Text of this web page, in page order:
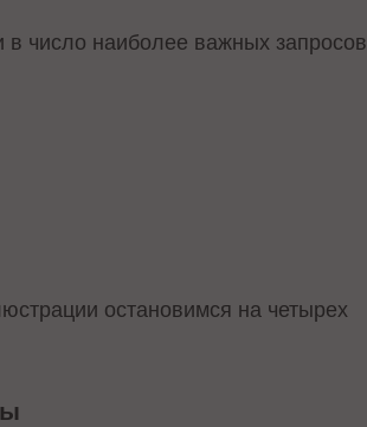
число наиболее важных запросов
остановимся на четырех